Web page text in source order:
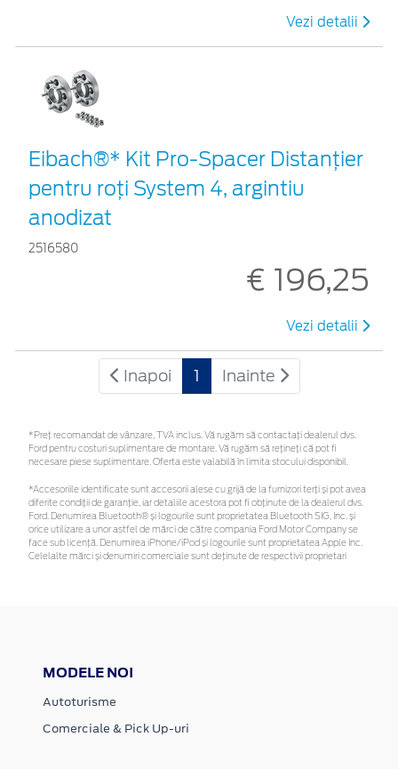
Vezi detalii
Eibach®* Kit Pro-Spacer Distanțier
pentru roți System 4, argintiu
anodizat
2516580
€ 196,25
Vezi detalii
Inapoi 1 Inainte
*Preţ recomandat de vânzare, TVA inclus. Vă rugăm să contactaţi dealerul dvs.
Ford pentru costuri suplimentare de montare. Vă rugăm să rețineți că pot fi
necesare piese suplimentare. Oferta este valabilă în limita stocului disponibil.
*Accesoriile identificate sunt accesorii alese cu grijă de la furnizori terți și pot avea
diferite condiții de garanție, iar detaliile acestora pot fi obținute de la dealerul dvs.
Ford. Denumirea Bluetooth® și logourile sunt proprietatea Bluetooth SIG, Inc. și
orice utilizare a unor astfel de mărci de către compania Ford Motor Company se
face sub licență. Denumirea iPhone/iPod și logourile sunt proprietatea Apple Inc.
Celelalte mărci și denumiri comerciale sunt deținute de respectivii proprietari
MODELE NOI
Autoturisme
Comerciale & Pick Up-uri